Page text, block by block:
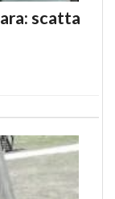
scatta